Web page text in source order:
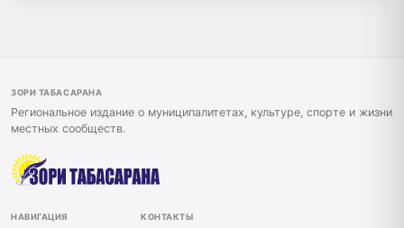
ЗОРИ ТАБАСАРАНА
Региональное издание о муниципалитетах, культуре, спорте и жизни
местных сообществ.
НАВИГАЦИЯ КОНТАКТЫ